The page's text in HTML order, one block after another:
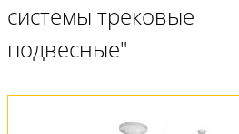
системы трековые
подвесные"